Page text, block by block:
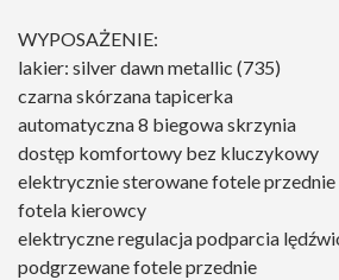
WYPOSAŻENIE:
lakier: silver dawn metallic (735)
czarna skórzana tapicerka
automatyczna 8 biegowa skrzynia
dostęp komfortowy bez kluczykowy
elektrycznie sterowane fotele przednie
fotela kierowcy
elektryczne regulacja podparcia
podgrzewane fotele przednie